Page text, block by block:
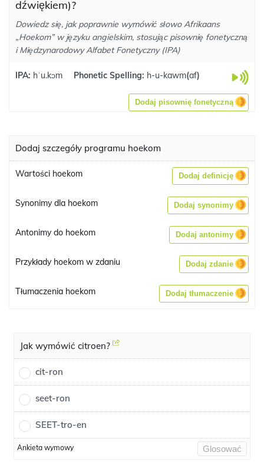
dźwiękiem)?
Dowiedz się, jak poprawnie wymówić słowo Afrikaans
„Hoekom” w języku angielskim, stosując pisownię fonetyczną
i Międzynarodowy Alfabet Fonetyczny (IPA)
IPA: hˈu.kɔm Phonetic Spelling: h-u-kawm(af)
Dodaj pisownię fonetyczną
Dodaj szczegóły programu hoekom
Wartości hoekom Dodaj definicję
Synonimy dla hoekom Dodaj synonimy
Antonimy do hoekom Dodaj antonimy
Przykłady hoekom w zdaniu Dodaj zdanie
Tłumaczenia hoekom Dodaj tłumaczenie
Jak wymówić citroen?
cit-ron
seet-ron
SEET-tro-en
Ankieta wymowy Glosować